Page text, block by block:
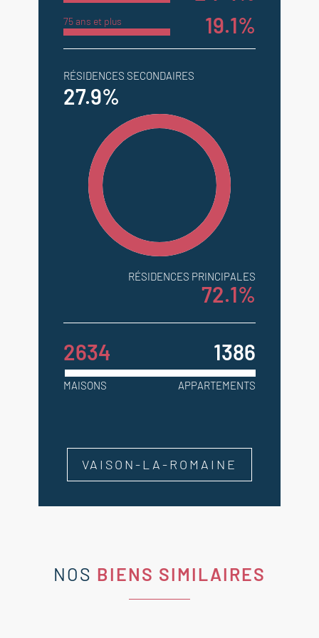
75 ans et plus 19.1%
RÉSIDENCES SECONDAIRES
27.9%
RÉSIDENCES PRINCIPALES
72.1%
2634 1386
MAISONS APPARTEMENTS
VAISON-LA-ROMAINE
NOS BIENS SIMILAIRES